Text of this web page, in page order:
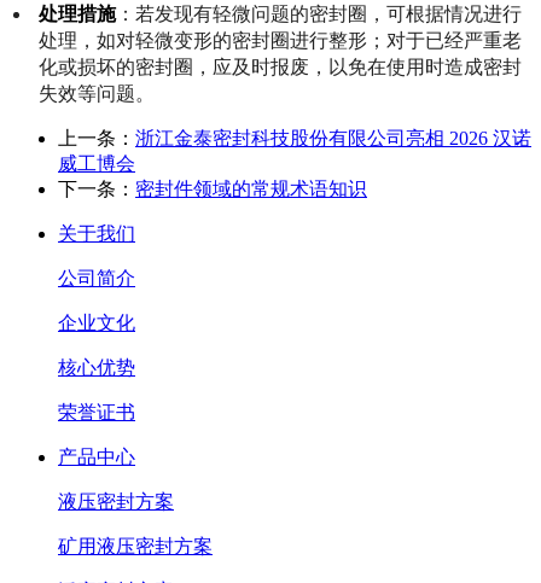
处理措施：若发现有轻微问题的密封圈，可根据情况进行
处理，如对轻微变形的密封圈进行整形；对于已经严重老
化或损坏的密封圈，应及时报废，以免在使用时造成密封
失效等问题。
上一条： 浙江金泰密封科技股份有限公司亮相 2026 汉诺
威工博会
下一条： 密封件领域的常规术语知识
关于我们
公司简介
企业文化
核心优势
荣誉证书
产品中心
液压密封方案
矿用液压密封方案